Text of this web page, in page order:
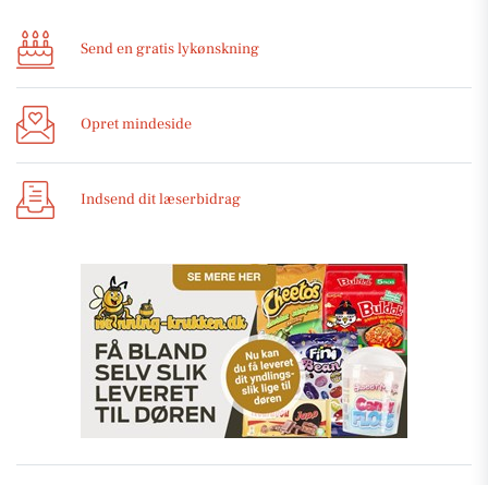
Send en gratis lykønskning
Opret mindeside
Indsend dit læserbidrag